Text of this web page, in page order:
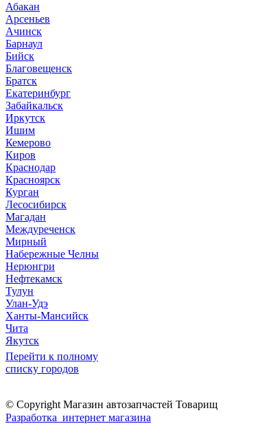
Абакан
Арсеньев
Ачинск
Барнаул
Бийск
Благовещенск
Братск
Екатеринбург
Забайкальск
Иркутск
Ишим
Кемерово
Киров
Краснодар
Красноярск
Курган
Лесосибирск
Магадан
Междуреченск
Мирный
Набережные Челны
Нерюнгри
Нефтекамск
Тулун
Улан-Удэ
Ханты-Мансийск
Чита
Якутск
Перейти к полному
списку городов
© Copyright Магазин автозапчастей Товарищ
Разработка интернет магазина